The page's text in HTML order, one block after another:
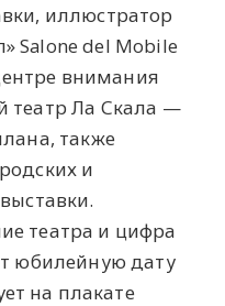
иллюстратор
Salone del Mobile
внимания
театр Ла Скала —
также
и
театра и цифра
юбилейную дату
на плакате